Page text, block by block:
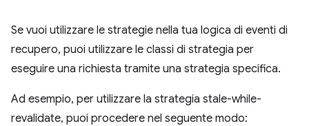
Se vuoi utilizzare le strategie nella tua logica di eventi di
recupero, puoi utilizzare le classi di strategia per
eseguire una richiesta tramite una strategia specifica.
Ad esempio, per utilizzare la strategia stale-while-
revalidate, puoi procedere nel seguente modo: